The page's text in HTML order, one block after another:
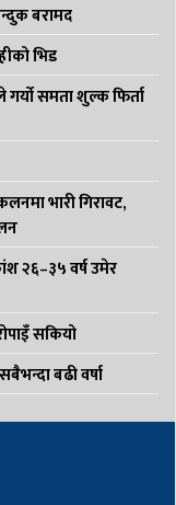
बरामद
भिड
समता शुल्क फिर्ता
भारी गिरावट,
२६–३५ वर्ष उमेर
सकियो
बढी वर्षा